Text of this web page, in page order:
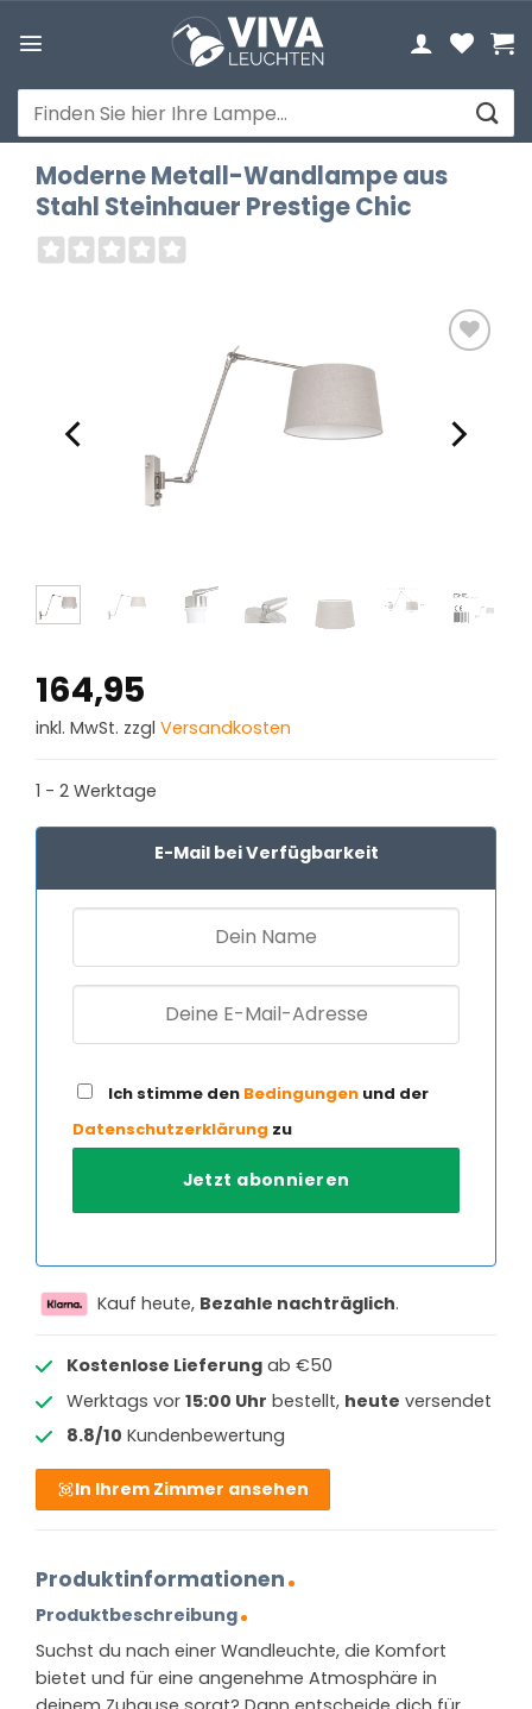
Inhalt
Suchen
nach:
Moderne Metall-Wandlampe aus
Stahl Steinhauer Prestige Chic
164,95
inkl. MwSt. zzgl Versandkosten
1 - 2 Werktage
E-Mail bei Verfügbarkeit
Ich stimme den Bedingungen und der
Datenschutzerklärung zu
Kauf heute, Bezahle nachträglich.
Kostenlose Lieferungab €50
Werktags vor 15:00 Uhr bestellt, heute versendet
8.8/10 Kundenbewertung
In Ihrem Zimmer ansehen
Produktinformationen
Produktbeschreibung
Suchst du nach einer Wandleuchte, die Komfort
bietet und für eine angenehme Atmosphäre in